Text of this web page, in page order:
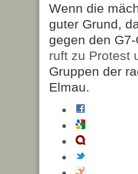
Wenn die
guter Grund,
gegen den
ruft zu Protest
Gruppen der
Elmau.